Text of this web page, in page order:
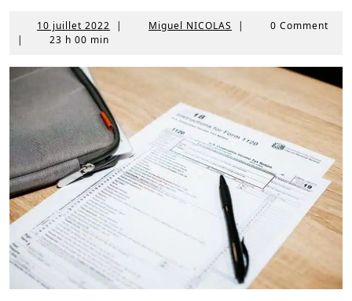
10 juillet 2022 10| Miguel NICOLAS Miguel
|
0 Comment
|
23 h 00 min